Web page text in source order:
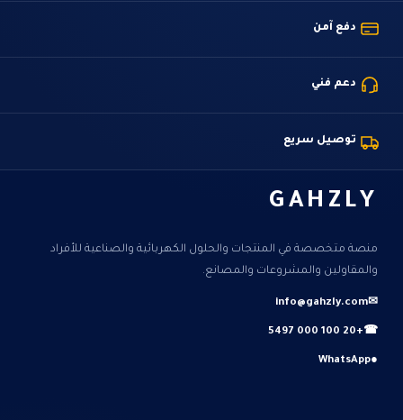
دفع آمن
دعم فني
توصيل سريع
GAHZLY
منصة متخصصة في المنتجات والحلول الكهربائية والصناعية للأفراد
والمقاولين والمشروعات والمصانع.
✉
info@gahzly.com
☎
+20 100 000 5497
●
WhatsApp